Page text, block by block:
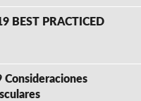
BEST PRACTICED
Consideraciones